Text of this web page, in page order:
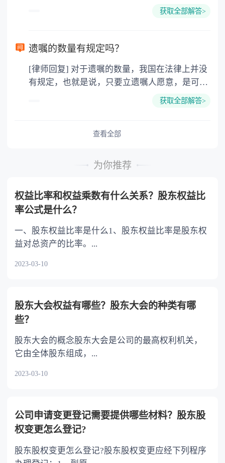
护，对女权尊重才能体现他们的绅士风度，西方
选择婚姻。 3.为孩子搭建的平台，因为将来孩子
多，而且孩子一个人在外面的消费很大，还没有
家，最终也不会有公民卡。
方已经放弃了分割财产的权利，此时的财产已经
户，是因为受到了对方的欺诈或者胁迫等等，那
产的。 法律依据：《最高人民法院关于适用
〈中华人民共和国民法典〉婚姻家庭编的解释
立财产分割协议时存在欺诈、胁迫等情形的，应
获取全部解答>
遗嘱的数量有规定吗？
[律师回复] 对于遗嘱的数量，我国在法律上并没
有规定，也就是说，只要立遗嘱人愿意，是可以
立成百上千份遗嘱的，只不过并不会都生效的，
回、变更自己所立的遗嘱。 立遗嘱后，遗嘱
容相抵触的，以最后的遗嘱为准。
获取全部解答>
查看全部
为你推荐
权益比率和权益乘数有什么关系？股东权益比
率公式是什么？
一、股东权益比率是什么1、股东权益比率是股东权
益对总资产的比率。...
2023-03-10
股东大会权益有哪些？股东大会的种类有哪
些？
股东大会的概念股东大会是公司的最高权利机关，
它由全体股东组成，...
2023-03-10
公司申请变更登记需要提供哪些材料？股东股
权变更怎么登记?
股东股权变更怎么登记?股东股权变更应经下列程序